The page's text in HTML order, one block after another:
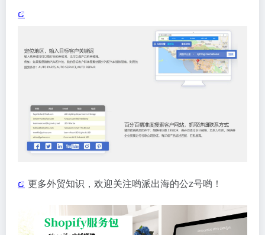
更多外贸知识，欢迎关注哟派出海的公z号哟！